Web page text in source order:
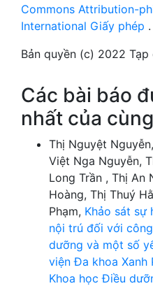
Commons Attribution-
International Giấy phép .
Bản quyền (c) 2022
Các bài báo
nhất của
Thị Nguyệt
Việt Nga Nguyễn,
Long Trần , Thị An
Hoàng, Thị Thuý
Phạm, Khảo sát sự
nội trú đối với
dưỡng và một số
viện Đa khoa Xanh
Khoa học Điều